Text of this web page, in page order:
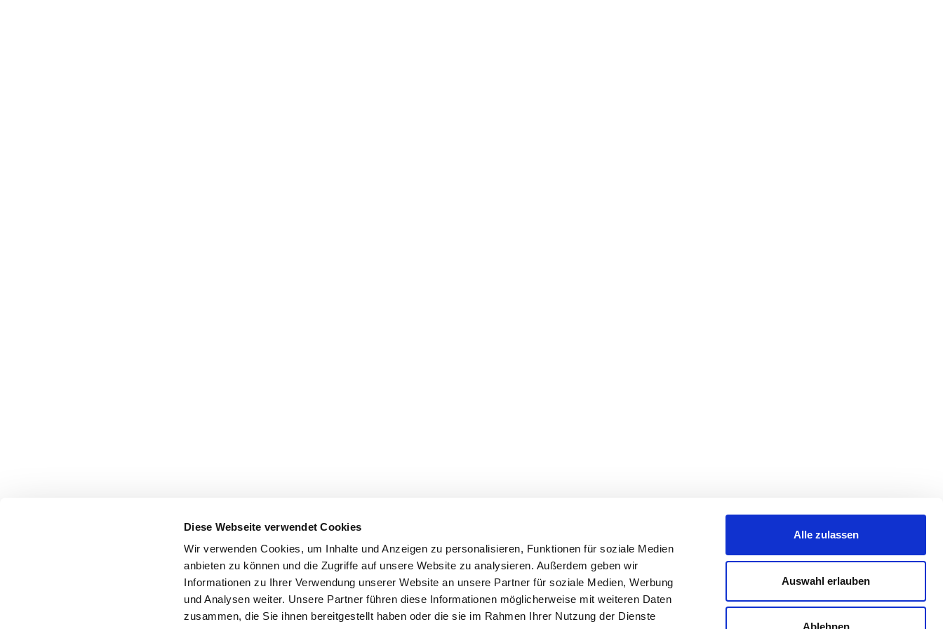
Diese Webseite verwendet Cookies
Wir verwenden Cookies, um Inhalte und Anzeigen zu personalisieren, Funktionen für soziale Medien
anbieten zu können und die Zugriffe auf unsere Website zu analysieren. Außerdem geben wir
Informationen zu Ihrer Verwendung unserer Website an unsere Partner für soziale Medien, Werbung
und Analysen weiter. Unsere Partner führen diese Informationen möglicherweise mit weiteren Daten
zusammen, die Sie ihnen bereitgestellt haben oder die sie im Rahmen Ihrer Nutzung der Dienste
Alle zulassen
Auswahl erlauben
Ablehnen